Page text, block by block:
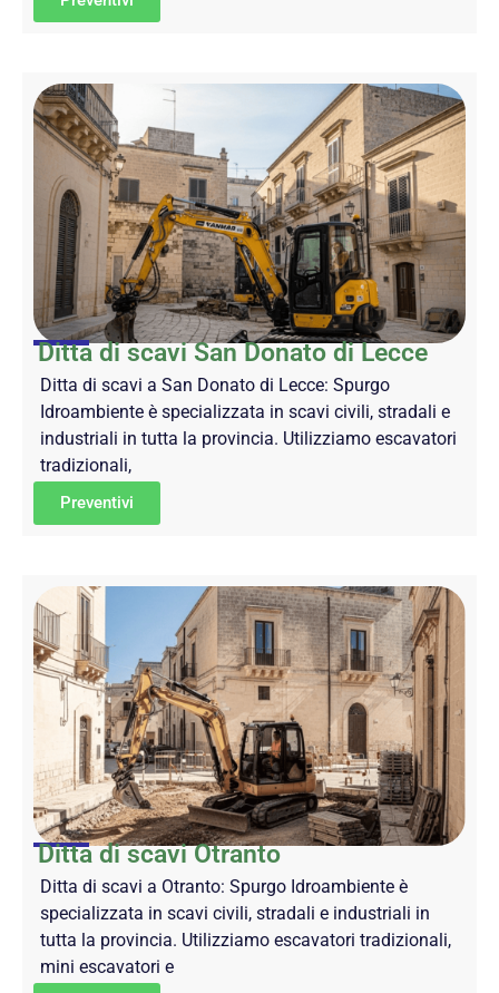
Ditta di scavi San Donato di Lecce
Ditta di scavi a San Donato di Lecce: Spurgo
Idroambiente è specializzata in scavi civili, stradali e
industriali in tutta la provincia. Utilizziamo escavatori
tradizionali,
Preventivi
Ditta di scavi Otranto
Ditta di scavi a Otranto: Spurgo Idroambiente è
specializzata in scavi civili, stradali e industriali in
tutta la provincia. Utilizziamo escavatori tradizionali,
mini escavatori e